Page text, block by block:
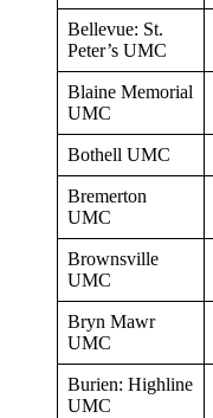
Bellevue: St.
Peter’s UMC
Blaine Memorial
UMC
Bothell UMC
Bremerton
UMC
Brownsville
UMC
Bryn Mawr
UMC
Burien: Highline
UMC